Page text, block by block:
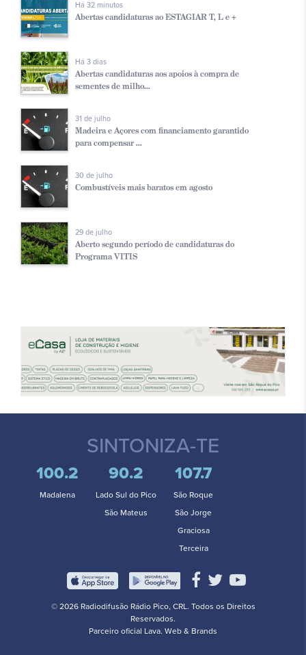
Há 32 minutos
Abertas candidaturas ao ESTAGIAR T, L e +
Há 3 dias
Abertas candidaturas aos apoios à compra de
sementes de milho...
31 de julho
Madeira e Açores com financiamento garantido
para compensar ...
30 de julho
Combustíveis mais baratos em agosto
29 de julho
Aberto segundo período de candidaturas do
Programa VITIS
SINTONIZA-TE
100.2
Madalena
90.2
Lado Sul do Pico
São Mateus
107.7
São Roque
São Jorge
Graciosa
Terceira
© 2026 Radiodifusão Rádio Pico, CRL. Todos os Direitos
Reservados.
Parceiro oficial Lava. Web & Brands